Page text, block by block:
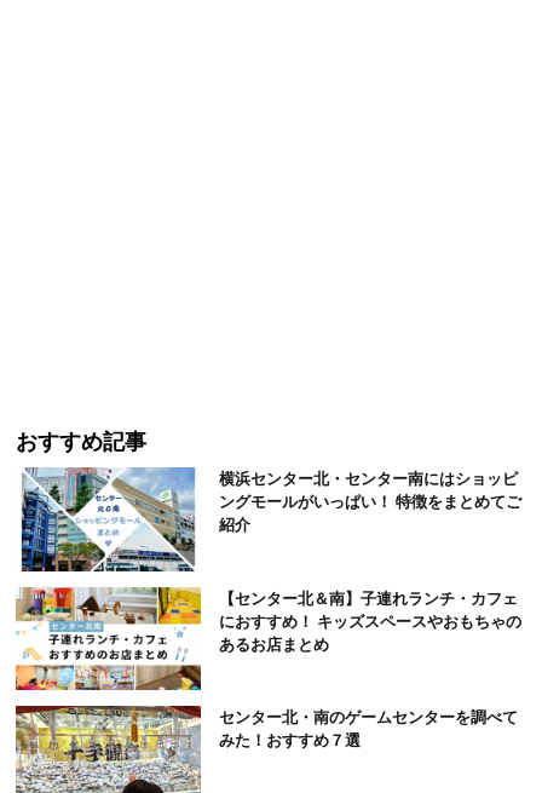
おすすめ記事
横浜センター北・センター南にはショッピ
ングモールがいっぱい！ 特徴をまとめてご
紹介
【センター北＆南】子連れランチ・カフェ
におすすめ！ キッズスペースやおもちゃの
あるお店まとめ
センター北・南のゲームセンターを調べて
みた！おすすめ７選